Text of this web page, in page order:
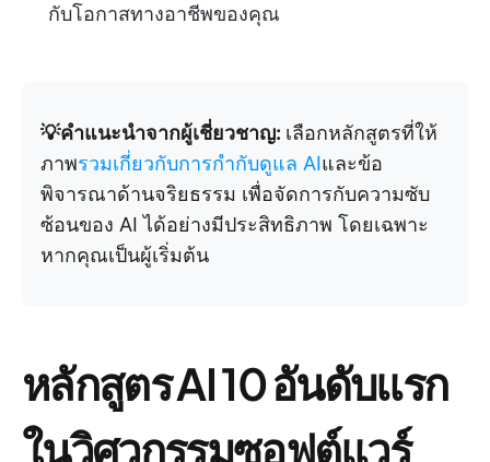
กับโอกาสทางอาชีพของคุณ
💡คำแนะนำจากผู้เชี่ยวชาญ: เลือกหลักสูตรที่ให้
ภาพรวมเกี่ยวกับการกำกับดูแล AIและข้อ
พิจารณาด้านจริยธรรม เพื่อจัดการกับความซับ
ซ้อนของ AI ได้อย่างมีประสิทธิภาพ โดยเฉพาะ
หากคุณเป็นผู้เริ่มต้น
หลักสูตร AI 10 อันดับแรก
ในวิศวกรรมซอฟต์แวร์